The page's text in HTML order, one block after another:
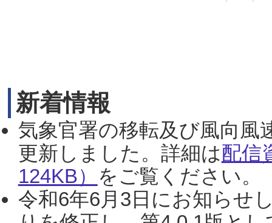
新着情報
気象官署の移転及び風向風
更新しました。詳細は配信
124KB） をご覧ください。
令和6年6月3日にお知らせ